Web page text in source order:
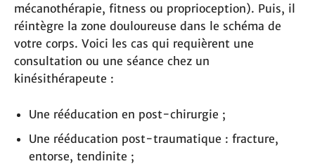
mécanothérapie, fitness ou proprioception). Puis, il
réintègre la zone douloureuse dans le schéma de
votre corps. Voici les cas qui requièrent une
consultation ou une séance chez un
kinésithérapeute :
Une rééducation en post-chirurgie ;
Une rééducation post-traumatique : fracture,
entorse, tendinite ;